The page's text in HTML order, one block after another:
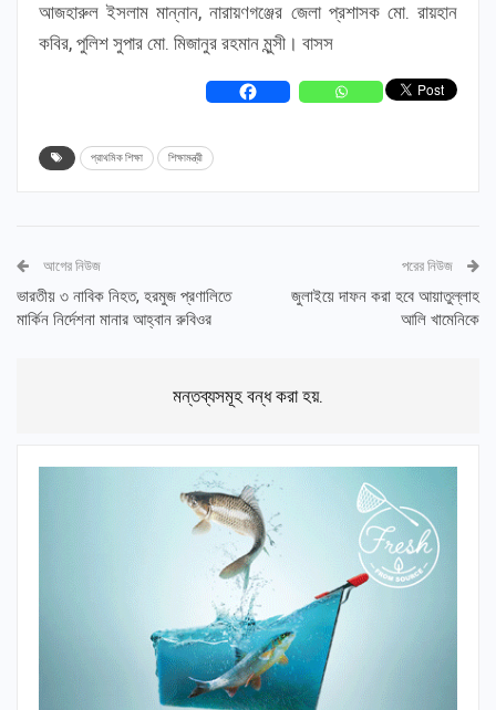
আজহারুল ইসলাম মান্নান, নারায়ণগঞ্জের জেলা প্রশাসক মো. রায়হান
কবির, পুলিশ সুপার মো. মিজানুর রহমান মুন্সী। বাসস
প্রাথমিক শিক্ষা শিক্ষামন্ত্রী
আগের নিউজ
ভারতীয় ৩ নাবিক নিহত, হরমুজ প্রণালিতে
মার্কিন নির্দেশনা মানার আহ্বান রুবিওর
পরের নিউজ
জুলাইয়ে দাফন করা হবে আয়াতুল্লাহ
আলি খামেনিকে
মন্তব্যসমূহ বন্ধ করা হয়.